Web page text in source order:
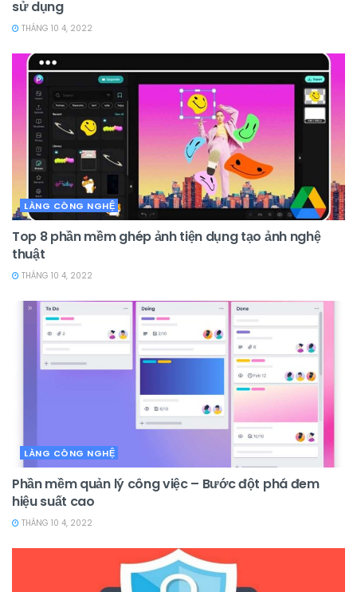
sử dụng
THÁNG 10 4, 2022
LÀNG CÔNG NGHỆ
Top 8 phần mềm ghép ảnh tiện dụng tạo ảnh nghệ
thuật
THÁNG 10 4, 2022
LÀNG CÔNG NGHỆ
Phần mềm quản lý công việc – Bước đột phá đem
hiệu suất cao
THÁNG 10 4, 2022